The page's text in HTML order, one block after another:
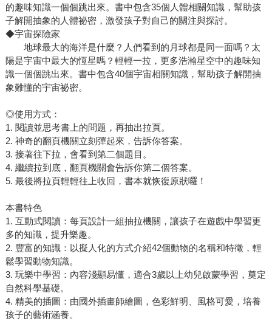
的趣味知識一個個跳出來。書中包含35個人體相關知識，幫助孩
子解開抽象的人體祕密，激發孩子對自己的關注與探討。
◆宇宙探險家
地球最大的海洋是什麼？人們看到的月球都是同一面嗎？太
陽是宇宙中最大的恆星嗎？輕輕一拉，更多浩瀚星空中的趣味知
識一個個跳出來。書中包含40個宇宙相關知識，幫助孩子解開抽
象難懂的宇宙祕密。
◎使用方式：
1. 閱讀並思考書上的問題，再抽出拉頁。
2. 神奇的翻頁機關立刻彈起來，告訴你答案。
3. 接著往下拉，會看到第二個題目。
4. 繼續拉到底，翻頁機關會告訴你第二個答案。
5. 最後將拉頁輕輕往上收回，書本就恢復原狀囉！
本書特色
1. 互動式閱讀：每頁設計一組抽拉機關，讓孩子在遊戲中學習更
多的知識，提升樂趣。
2. 豐富的知識：以擬人化的方式介紹42個動物的名稱和特徵，輕
鬆學習動物知識。
3. 玩樂中學習：內容淺顯易懂，適合3歲以上幼兒啟蒙學習，奠定
自然科學基礎。
4. 精美的插圖：由國外插畫師繪圖，色彩鮮明、風格可愛，培養
孩子的藝術涵養。